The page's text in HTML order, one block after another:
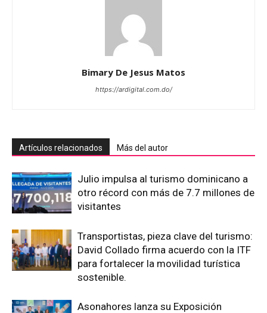
Bimary De Jesus Matos
https://ardigital.com.do/
Artículos relacionados Más del autor
Julio impulsa al turismo dominicano a
otro récord con más de 7.7 millones de
visitantes
Transportistas, pieza clave del turismo:
David Collado firma acuerdo con la ITF
para fortalecer la movilidad turística
sostenible.
Asonahores lanza su Exposición